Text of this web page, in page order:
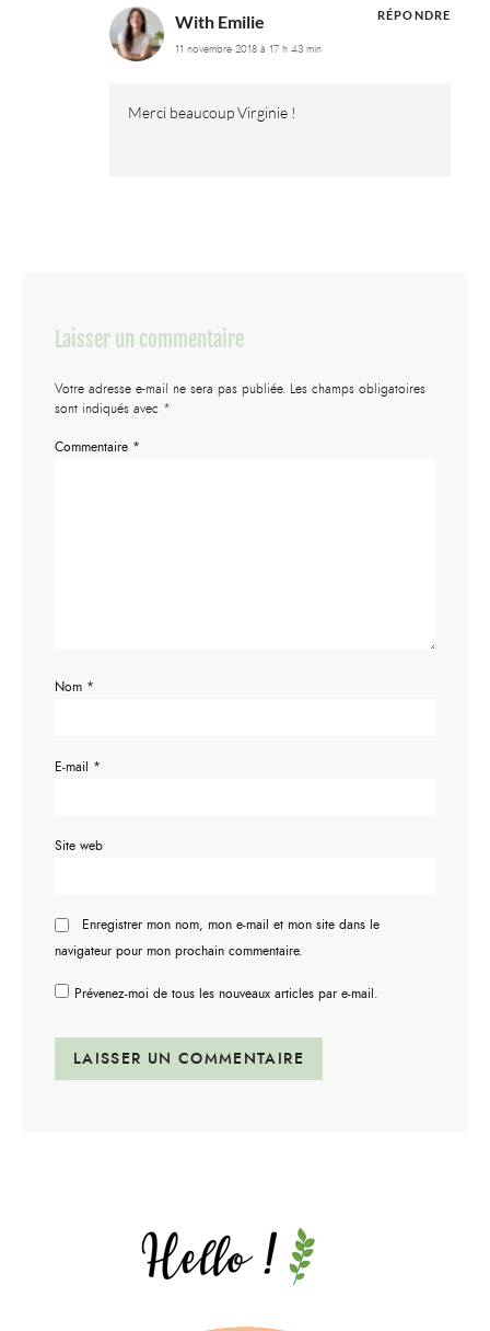
With Emilie
11 novembre 2018 à 17 h 43 min
Merci beaucoup Virginie !
RÉPONDRE
Laisser un commentaire
Votre adresse e-mail ne sera pas publiée. Les champs obligatoires
sont indiqués avec *
Commentaire *
Nom *
E-mail *
Site web
Enregistrer mon nom, mon e-mail et mon site dans le
navigateur pour mon prochain commentaire.
Prévenez-moi de tous les nouveaux articles par e-mail.